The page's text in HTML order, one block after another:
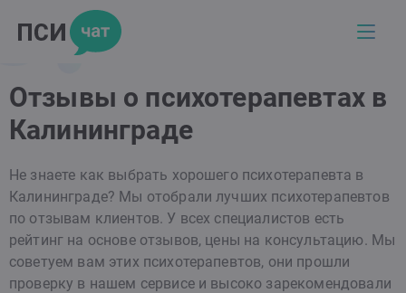
Отзывы о психотерапевтах в
Калининграде
Не знаете как выбрать хорошего психотерапевта в
Калининграде? Мы отобрали лучших психотерапевтов
по отзывам клиентов. У всех специалистов есть
рейтинг на основе отзывов, цены на консультацию. Мы
советуем вам этих психотерапевтов, они прошли
проверку в нашем сервисе и высоко зарекомендовали